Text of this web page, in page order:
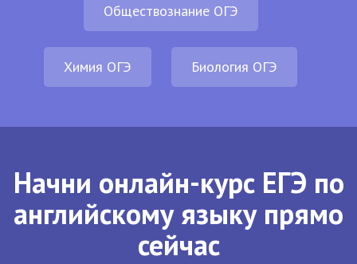
Обществознание ОГЭ
Химия ОГЭ Биология ОГЭ
Начни онлайн-курс ЕГЭ по
английскому языку прямо
сейчас